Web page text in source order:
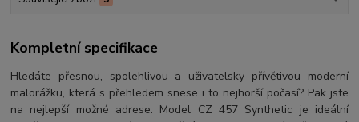
Kompletní specifikace
Hledáte přesnou, spolehlivou a uživatelsky přívětivou moderní
malorážku, která s přehledem snese i to nejhorší počasí? Pak jste
na nejlepší možné adrese. Model CZ 457 Synthetic je ideální